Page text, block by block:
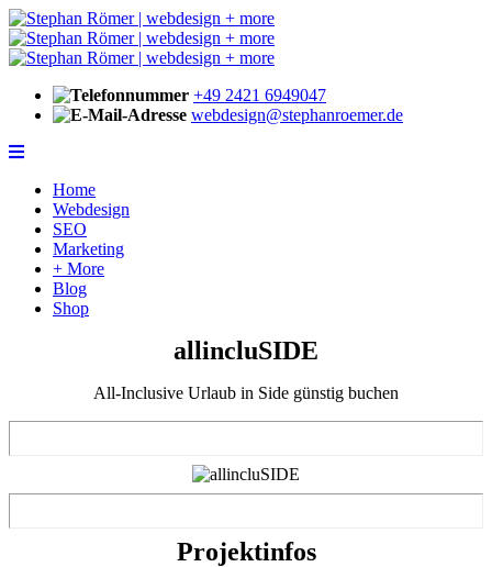
+49 2421 6949047
webdesign@stephanroemer.de
Home
Webdesign
SEO
Marketing
+ More
Blog
Shop
allincluSIDE
All-Inclusive Urlaub in Side günstig buchen
Projektinfos